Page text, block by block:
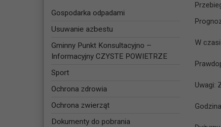
Gospodarka odpadami
Usuwanie azbestu
Gminny Punkt Konsultacyjno –
Informacyjny CZYSTE POWIETRZE
Sport
Ochrona zdrowia
Ochrona zwierząt
Dokumenty do pobrania
W
Uwagi: